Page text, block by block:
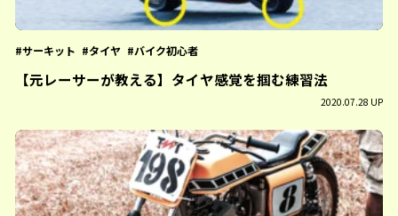
サーキット タイヤ バイク初心者
【元レーサーが教える】タイヤ感覚を掴む練習法
2020.07.28 UP